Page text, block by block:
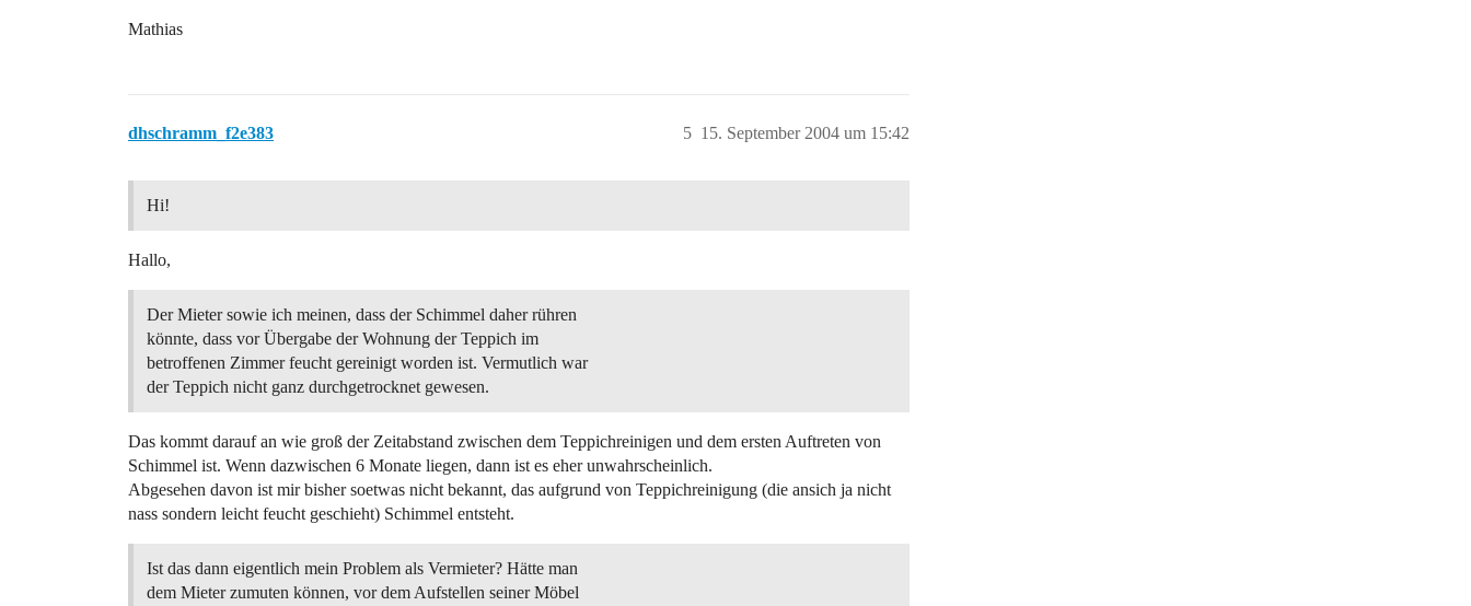
Mathias
dhschramm_f2e383 15. September 2004 um 15:42
5
Hi!
Hallo,
Der Mieter sowie ich meinen, dass der Schimmel daher rühren
könnte, dass vor Übergabe der Wohnung der Teppich im
betroffenen Zimmer feucht gereinigt worden ist. Vermutlich war
der Teppich nicht ganz durchgetrocknet gewesen.
Das kommt darauf an wie groß der Zeitabstand zwischen dem Teppichreinigen und dem ersten Auftreten von
Schimmel ist. Wenn dazwischen 6 Monate liegen, dann ist es eher unwahrscheinlich.
Abgesehen davon ist mir bisher soetwas nicht bekannt, das aufgrund von Teppichreinigung (die ansich ja nicht
nass sondern leicht feucht geschieht) Schimmel entsteht.
Ist das dann eigentlich mein Problem als Vermieter? Hätte man
dem Mieter zumuten können, vor dem Aufstellen seiner Möbel